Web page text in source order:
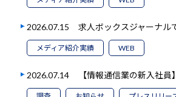
2026.07.15 求人ボックスジャーナル
メディア紹介実績 WEB
2026.07.14 【情報通信業の新入社